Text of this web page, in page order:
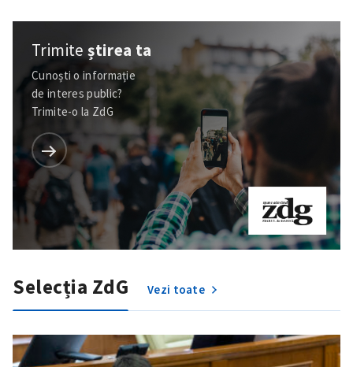
Trimiteștirea ta
Cunoști o informație
de interes public?
Trimite-o la ZdG
Selecția ZdG Vezi toate